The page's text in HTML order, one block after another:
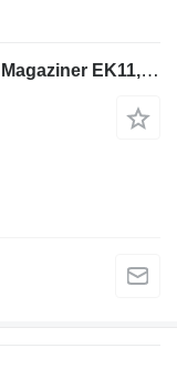
Zapi 230772 styrenhet till Magaziner Magaziner EK11, Linde K11 gaffeltruck